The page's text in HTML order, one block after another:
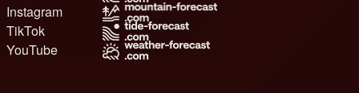
Instagram
TikTok
YouTube